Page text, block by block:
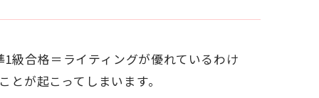
1級合格＝ライティングが優れているわけ
が起こってしまいます。